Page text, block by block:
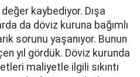
kaybediyor. Dışa
da döviz kuruna bağımlı
sorunu yaşanıyor. Bunun
yıl gördük. Döviz kurunda
maliyetle ilgili sıkıntı